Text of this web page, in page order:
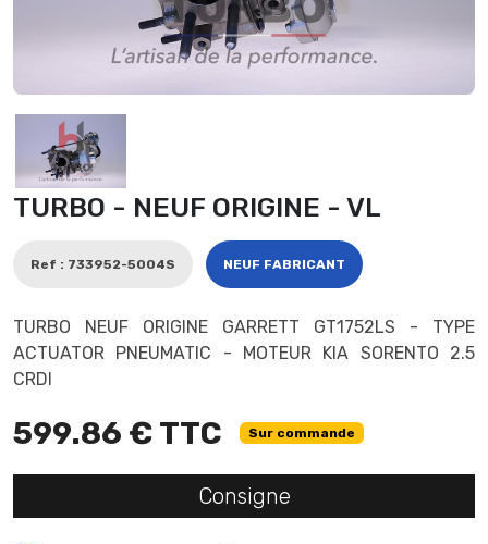
TURBO - NEUF ORIGINE - VL
Ref : 733952-5004S NEUF FABRICANT
TURBO NEUF ORIGINE GARRETT GT1752LS - TYPE
ACTUATOR PNEUMATIC - MOTEUR KIA SORENTO 2.5
CRDI
599.86 € TTC Sur commande
Consigne